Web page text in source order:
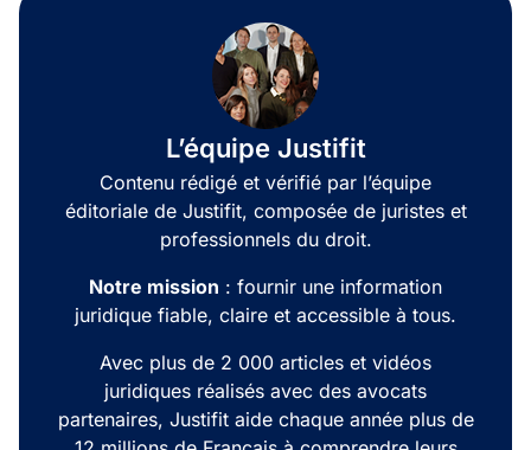
L’équipe Justifit
Contenu rédigé et vérifié par l’équipe
éditoriale de Justifit, composée de juristes et
professionnels du droit.
Notre mission : fournir une information
juridique fiable, claire et accessible à tous.
Avec plus de 2 000 articles et vidéos
juridiques réalisés avec des avocats
partenaires, Justifit aide chaque année plus de